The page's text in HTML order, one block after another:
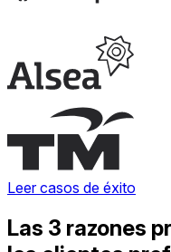
Leer casos de éxito
Las 3 razones